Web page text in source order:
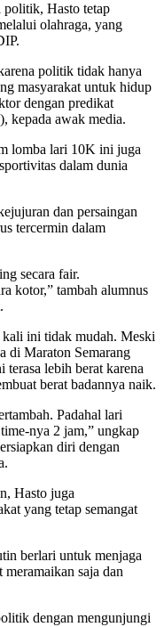
politik, Hasto tetap
olahraga, yang
politik tidak hanya
masyarakat untuk hidup
dengan predikat
kepada awak media.
lomba lari 10K ini juga
dalam dunia
dan persaingan
tercermin dalam
secara fair.
kotor,” tambah alumnus
ini tidak mudah. Meski
di Maraton Semarang
lebih berat karena
berat badannya naik.
Padahal lari
nya 2 jam,” ungkap
diri dengan
Hasto juga
yang tetap semangat
berlari untuk menjaga
saja dan
dengan mengunjungi